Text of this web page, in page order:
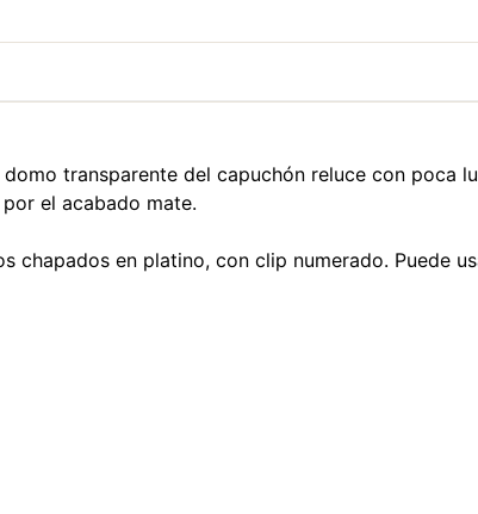
transparente del capuchón reluce con poca
el acabado mate.
en platino, con clip numerado. Puede